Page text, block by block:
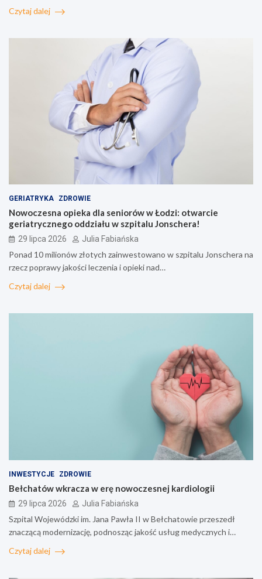
Czytaj dalej
GERIATRYKA ZDROWIE
Nowoczesna opieka dla seniorów w Łodzi: otwarcie
geriatrycznego oddziału w szpitalu Jonschera!
29 lipca 2026 Julia Fabiańska
Ponad 10 milionów złotych zainwestowano w szpitalu Jonschera na
rzecz poprawy jakości leczenia i opieki nad…
Czytaj dalej
INWESTYCJE ZDROWIE
Bełchatów wkracza w erę nowoczesnej kardiologii
29 lipca 2026 Julia Fabiańska
Szpital Wojewódzki im. Jana Pawła II w Bełchatowie przeszedł
znaczącą modernizację, podnosząc jakość usług medycznych i…
Czytaj dalej